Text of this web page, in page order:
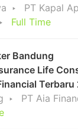
PT Kapal
Full Time
Bandung
Life
PT Aia